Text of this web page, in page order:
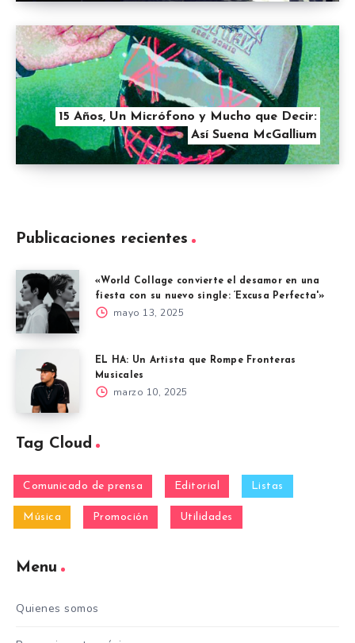
15 Años, Un Micrófono y Mucho que Decir:
Así Suena McGallium
Publicaciones recientes
«World Collage convierte el desamor en una
fiesta con su nuevo single: ‘Excusa Perfecta'»
mayo 13, 2025
EL HA: Un Artista que Rompe Fronteras
Musicales
marzo 10, 2025
Tag Cloud
Comunicado de prensa Editorial Listas
Música Promoción Utilidades
Menu
Quienes somos